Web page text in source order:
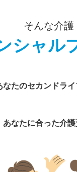
そんな介
シャル
たのセカンドラ
なたに合った介